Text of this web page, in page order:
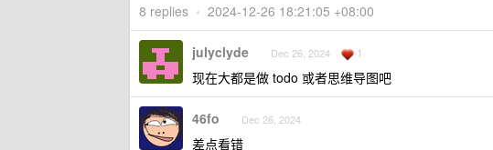
8 replies • 2024-12-26 18:21:05 +08:00
julyclyde Dec 26, 2024 1
现在大都是做 todo 或者思维导图吧
46fo Dec 26, 2024
差点看错